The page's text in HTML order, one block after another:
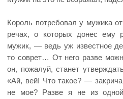
Король потребовал у мужика
речах, о которых донес ему
мужик, — ведь уж известное
то соврет… От него разве
он, пожалуй, станет
«Ай, вей! Что такое? —
не мое? Разве я не из